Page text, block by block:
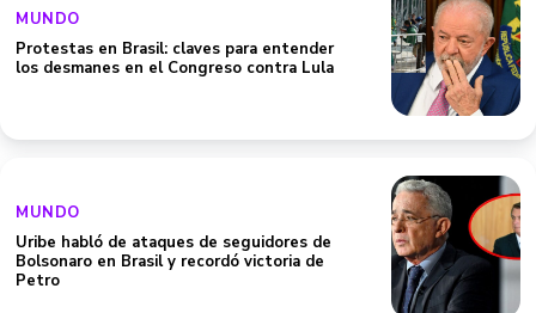
MUNDO
Protestas en Brasil: claves para entender
los desmanes en el Congreso contra Lula
MUNDO
Uribe habló de ataques de seguidores de
Bolsonaro en Brasil y recordó victoria de
Petro